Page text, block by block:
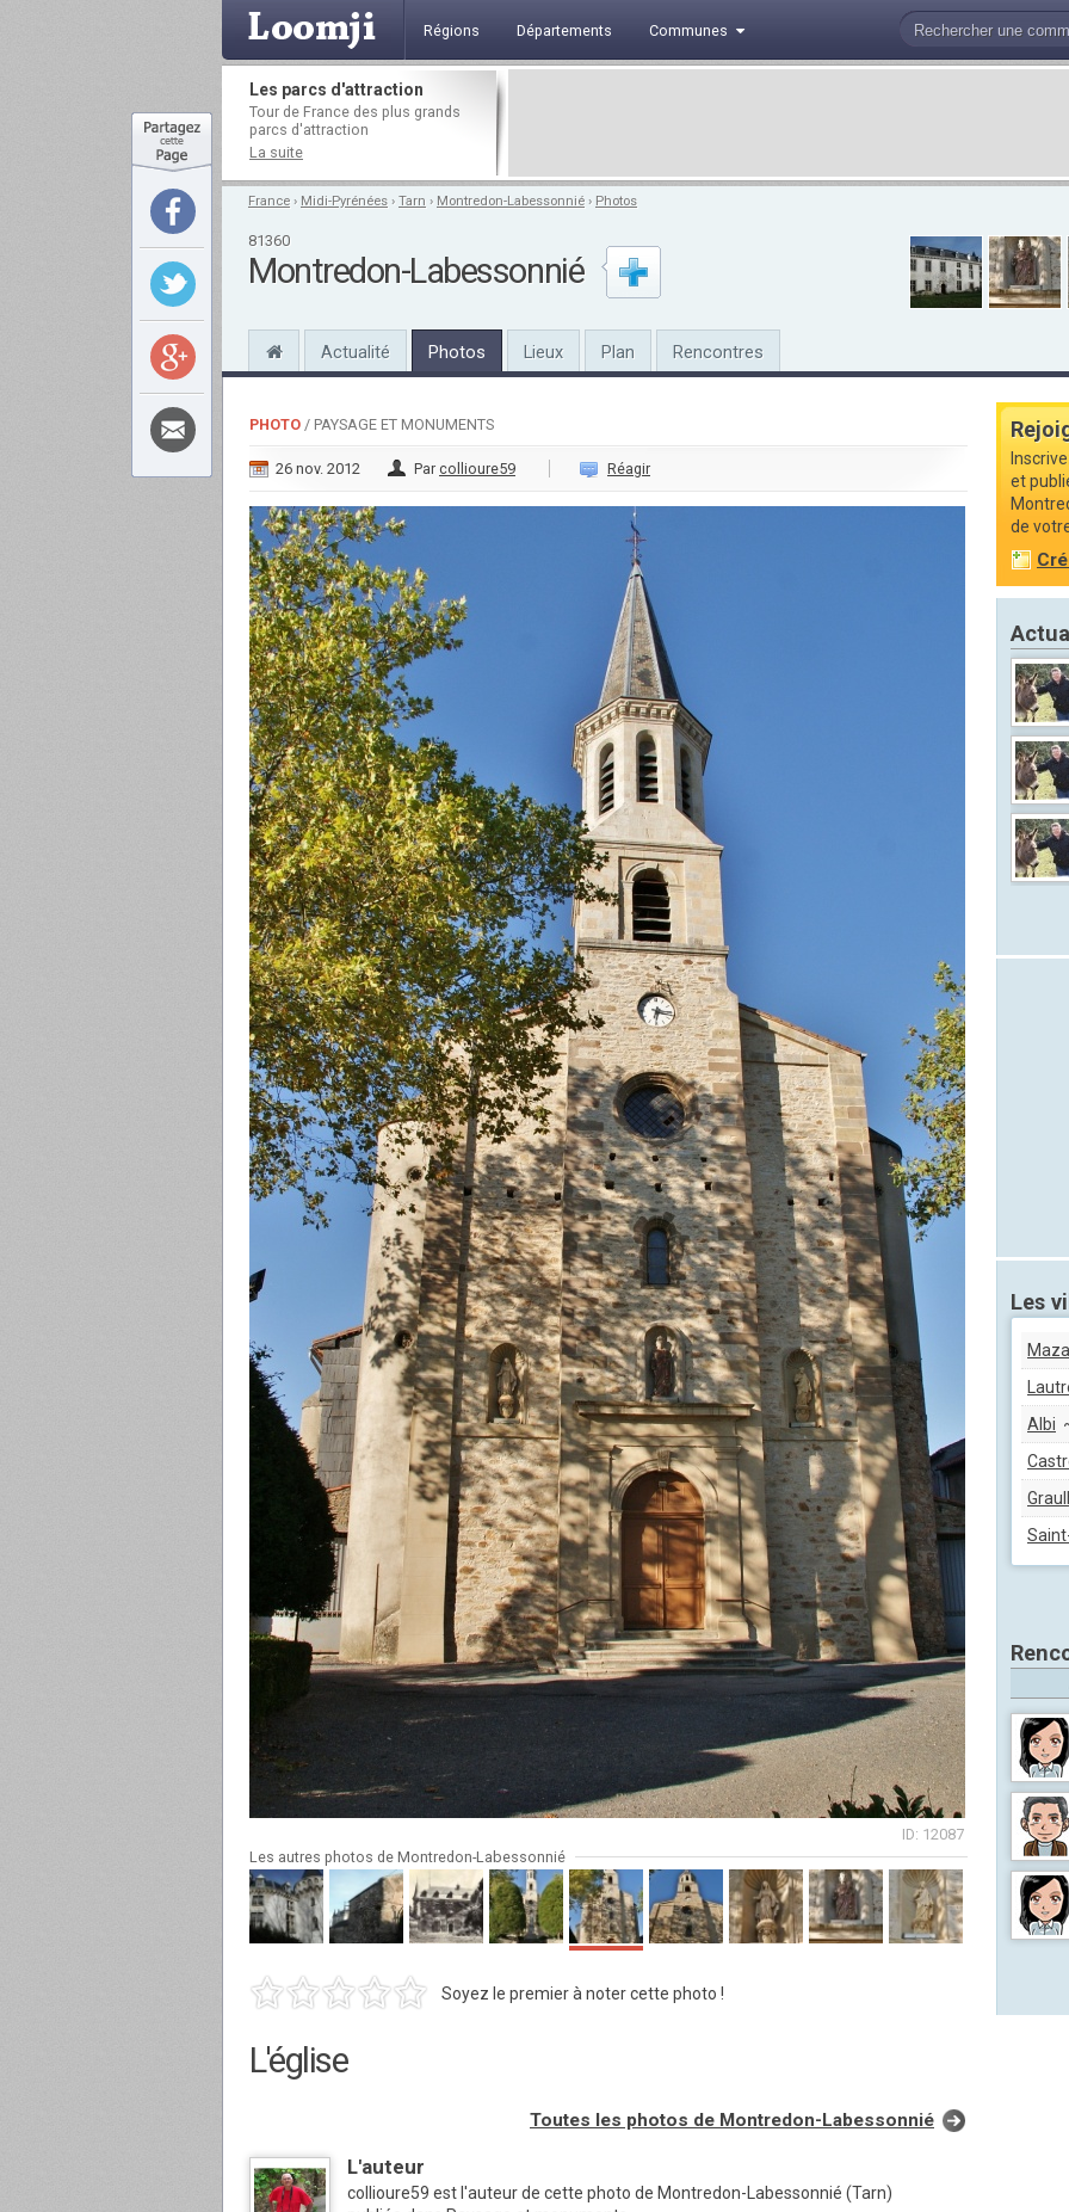
Régions Départements Communes
Les parcs d'attraction
Tour de France des plus grands
parcs d'attraction
La suite
France › Midi-Pyrénées › Tarn › Montredon-Labessonnié › Photos
81360
Montredon-Labessonnié
Actualité Photos Lieux Plan Rencontres
PHOTO / PAYSAGE ET MONUMENTS
26 nov. 2012 Par collioure59 Réagir
ID: 12087
Les autres photos de Montredon-Labessonnié
Soyez le premier à noter cette photo !
L'église
Toutes les photos de Montredon-Labessonnié
L'auteur
collioure59 est l'auteur de cette photo de Montredon-Labessonnié (Tarn)
et
de
Les
Albi